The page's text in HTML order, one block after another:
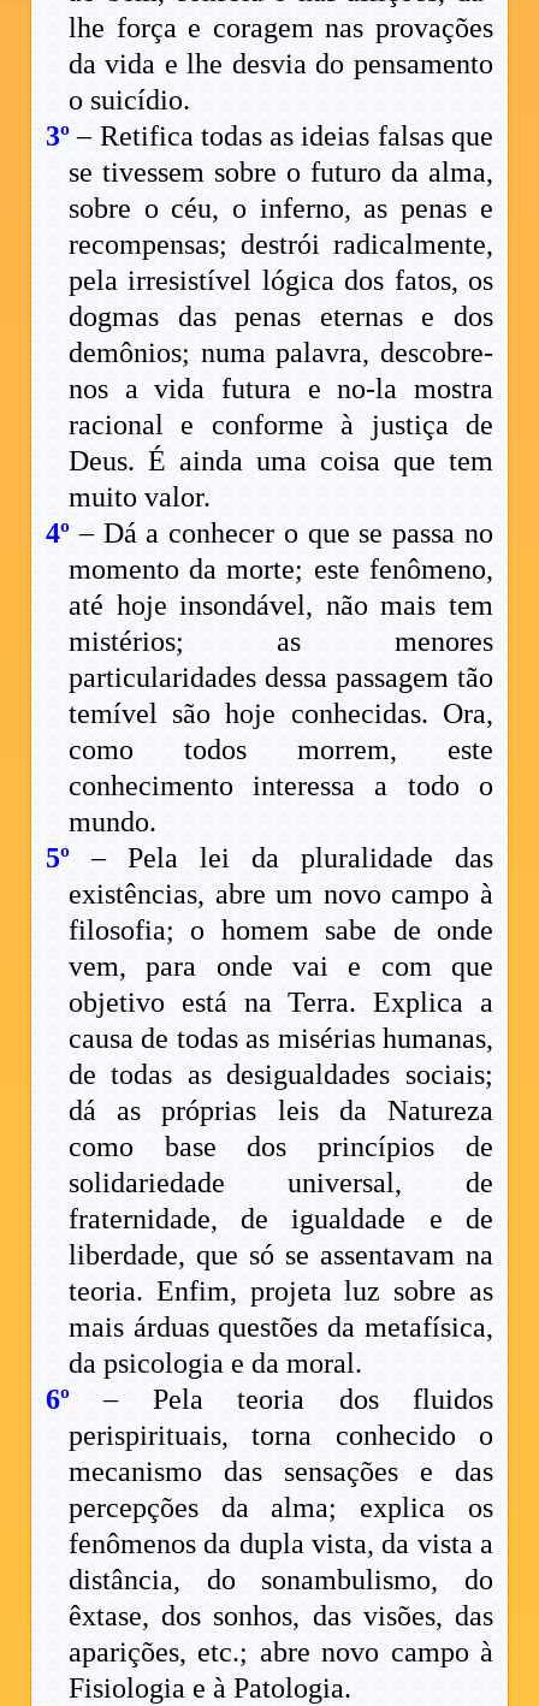
lhe força e coragem nas provações
da vida e lhe desvia do pensamento
o suicídio.
3º– Retifica todas as ideias falsas que
se tivessem sobre o futuro da alma,
sobre o céu, o inferno, as penas e
recompensas; destrói radicalmente,
pela irresistível lógica dos fatos, os
dogmas das penas eternas e dos
demônios; numa palavra, descobre-
nos a vida futura e no-la mostra
racional e conforme à justiça de
Deus. É ainda uma coisa que tem
muito valor.
4º – Dá a conhecer o que se passa no
momento da morte; este fenômeno,
até hoje insondável, não mais tem
mistérios; as menores
particularidades dessa passagem tão
temível são hoje conhecidas. Ora,
como todos morrem, este
conhecimento interessa a todo o
mundo.
5º – Pela lei da pluralidade das
existências, abre um novo campo à
filosofia; o homem sabe de onde
vem, para onde vai e com que
objetivo está na Terra. Explica a
causa de todas as misérias humanas,
de todas as desigualdades sociais;
dá as próprias leis da Natureza
como base dos princípios de
solidariedade universal, de
fraternidade, de igualdade e de
liberdade, que só se assentavam na
teoria. Enfim, projeta luz sobre as
mais árduas questões da metafísica,
da psicologia e da moral.
6º – Pela teoria dos fluidos
perispirituais, torna conhecido o
mecanismo das sensações e das
percepções da alma; explica os
fenômenos da dupla vista, da vista a
distância, do sonambulismo, do
êxtase, dos sonhos, das visões, das
aparições, etc.; abre novo campo à
Fisiologia e à Patologia.